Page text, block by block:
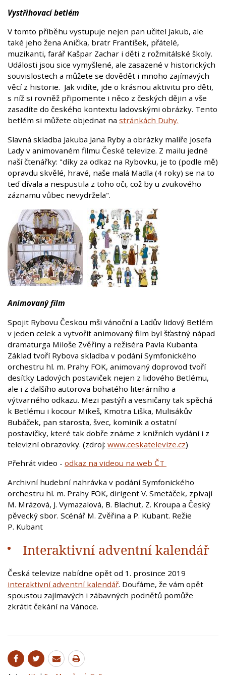
Vystřihovací betlém
V tomto příběhu vystupuje nejen pan učitel Jakub, ale
také jeho žena Anička, bratr František, přátelé,
muzikanti, farář Kašpar Zachar i děti z rožmitálské školy.
Události jsou sice vymyšlené, ale zasazené v historických
souvislostech a můžete se dovědět i mnoho zajímavých
věcí z historie. Jak vidíte, jde o krásnou aktivitu pro děti,
s níž si rovněž připomente i něco z českých dějin a vše
zasadíte do českého kontextu ladovskými obrázky. Tento
betlém si můžete objednat na stránkách Duhy.
Slavná skladba Jakuba Jana Ryby a obrázky malíře Josefa
Lady v animovaném filmu České televize. Z mailu jedné
naší čtenářky: "díky za odkaz na Rybovku, je to (podle mě)
opravdu skvělé, hravé, naše malá Madla (4 roky) se na to
teď dívala a nespustila z toho oči, což by u zvukového
záznamu vůbec nevydržela".
Animovaný film
Spojit Rybovu Českou mši vánoční a Ladův lidový Betlém
v jeden celek a vytvořit animovaný film byl šťastný nápad
dramaturga Miloše Zvěřiny a režiséra Pavla Kubanta.
Základ tvoří Rybova skladba v podání Symfonického
orchestru hl. m. Prahy FOK, animovaný doprovod tvoří
desítky Ladových postaviček nejen z lidového Betlému,
ale i z dalšího autorova bohatého literárního a
výtvarného odkazu. Mezi pastýři a vesničany tak spěchá
k Betlému i kocour Mikeš, Kmotra Liška, Mulisákův
Bubáček, pan starosta, švec, kominík a ostatní
postavičky, které tak dobře známe z knižních vydání i z
televizní obrazovky. (zdroj: www.ceskatelevize.cz)
Přehrát video - odkaz na videou na web ČT
Archivní hudební nahrávka v podání Symfonického
orchestru hl. m. Prahy FOK, dirigent V. Smetáček, zpívají
M. Mrázová, J. Vymazalová, B. Blachut, Z. Kroupa a Český
pěvecký sbor. Scénář M. Zvěřina a P. Kubant. Režie
P. Kubant
Interaktivní adventní kalendář
Česká televize nabídne opět od 1. prosince 2019
interaktivní adventní kalendář. Doufáme, že vám opět
spoustou zajímavých i zábavných podnětů pomůže
zkrátit čekání na Vánoce.